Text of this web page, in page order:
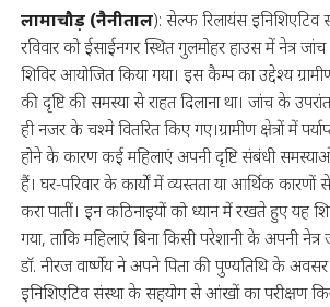
लामाचौड़ (नैनीताल): सेल्फ रिलायंस इनिशिएटिव
रविवार को ईसाईनगर स्थित गुलमोहर हाउस में नेत्र
शिविर आयोजित किया गया। इस कैम्प का उद्देश्य
की दृष्टि की समस्या से राहत दिलाना था। जांच के
ही नजर के चश्मे वितरित किए गए।ग्रामीण क्षेत्रों में
होने के कारण कई महिलाएं अपनी दृष्टि संबंधी
हैं। घर-परिवार के कार्यों में व्यस्तता या आर्थिक
करा पातीं। इन कठिनाइयों को ध्यान में रखते हुए यह
गया, ताकि महिलाएं बिना किसी परेशानी के अपनी
डॉ. नीरज वार्ष्णेय ने अपने पिता की पुण्यतिथि के
इनिशिएटिव संस्था के सहयोग से आंखों का परीक्षण